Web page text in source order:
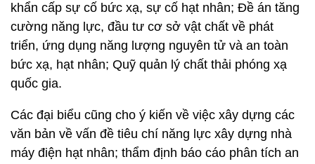
khẩn cấp sự cố bức xạ, sự cố hạt nhân; Đề án tăng
cường năng lực, đầu tư cơ sở vật chất về phát
triển, ứng dụng năng lượng nguyên tử và an toàn
bức xạ, hạt nhân; Quỹ quản lý chất thải phóng xạ
quốc gia.
Các đại biểu cũng cho ý kiến về việc xây dựng các
văn bản về vấn đề tiêu chí năng lực xây dựng nhà
máy điện hạt nhân; thẩm định báo cáo phân tích an